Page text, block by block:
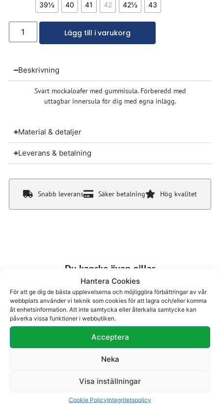
Hantera Cookies
För att ge dig de bästa upplevelserna och möjliggöra förbättringar av vår
webbplats använder vi teknik som cookies för att lagra och/eller komma
åt enhetsinformation. Att inte samtycka eller återkalla samtycke kan
påverka vissa funktioner i webbutiken.
Acceptera
Neka
Visa inställningar
Cookie PolicyIntegritetspolicy
39½ 40 41 42 42½ 43
Lägg till i varukorg
Beskrivning
Svart mockaloafer med gummisula. Förberedd med
uttagbar innersula för dig med egna inlägg.
Material & detaljer
Leverans & betalning
Snabb leverans Säker betalning Hög kvalitet
Du kanske även gillar
Loafer 24-414
Loafer 27-331